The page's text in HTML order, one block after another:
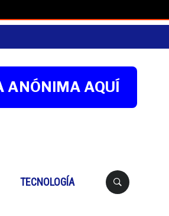
ANÓNIMA AQUÍ
Buscar
TECNOLOGÍA